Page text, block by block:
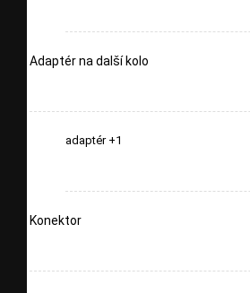
Adaptér na další kolo
adaptér +1
Konektor